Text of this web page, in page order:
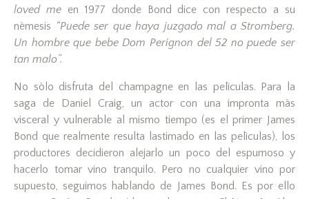
loved meen 1977 donde Bond dice con respecto a su
nèmesis “Puede ser que haya juzgado mal a Stromberg.
Un hombre que bebe Dom Perignon del 52 no puede ser
tan malo”.
No sòlo disfruta del champagne en las pelìculas. Para la
saga de Daniel Craig, un actor con una impronta màs
visceral y vulnerable al mismo tiempo (es el primer James
Bond que realmente resulta lastimado en las pelìculas), los
productores decidieron alejarlo un poco del espumoso y
hacerlo tomar vino tranquilo. Pero no cualquier vino por
supuesto, seguimos hablando de James Bond. Es por ello